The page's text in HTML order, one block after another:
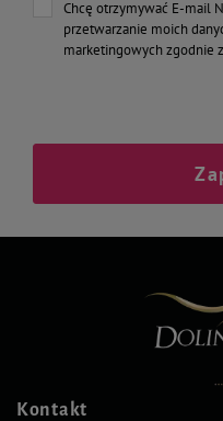
Chcę otrzymywać E-mail
przetwarzanie moich
marketingowych zgodnie z
Kontakt